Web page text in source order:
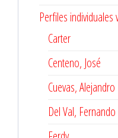
Perfiles individuales
Carter
Centeno, José
Cuevas, Alejandro
Del Val, Fernando